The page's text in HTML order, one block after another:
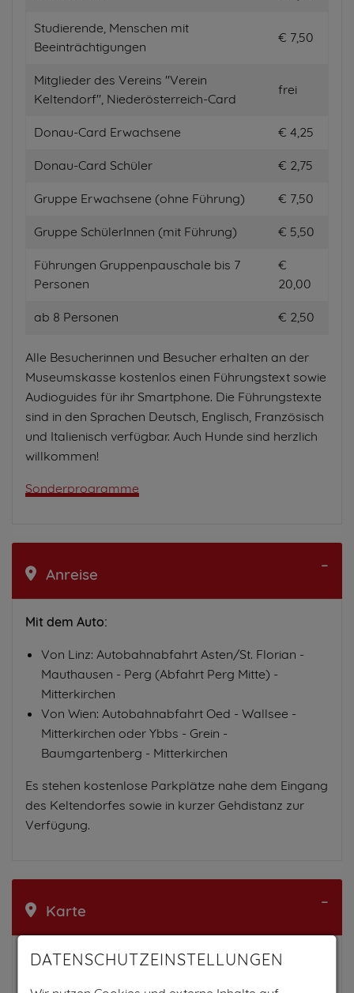
Studierende, Menschen mit
Beeinträchtigungen
€ 7,50
Mitglieder des Vereins "Verein
Keltendorf", Niederösterreich-Card
frei
Donau-Card Erwachsene € 4,25
Donau-Card Schüler € 2,75
Gruppe Erwachsene (ohne Führung) € 7,50
Gruppe SchülerInnen (mit Führung) € 5,50
Führungen Gruppenpauschale bis 7
Personen
€
20,00
ab 8 Personen € 2,50
Alle Besucherinnen und Besucher erhalten an der
Museumskasse kostenlos einen Führungstext sowie
Audioguides für ihr Smartphone. Die Führungstexte
sind in den Sprachen Deutsch, Englisch, Französisch
und Italienisch verfügbar. Auch Hunde sind herzlich
willkommen!
Sonderprogramme
Anreise
Mit dem Auto:
Von Linz: Autobahnabfahrt Asten/St. Florian -
Mauthausen - Perg (Abfahrt Perg Mitte) -
Mitterkirchen
Von Wien: Autobahnabfahrt Oed - Wallsee -
Mitterkirchen oder Ybbs - Grein -
Baumgartenberg - Mitterkirchen
Es stehen kostenlose Parkplätze nahe dem Eingang
des Keltendorfes sowie in kurzer Gehdistanz zur
Verfügung.
Karte
DATENSCHUTZEINSTELLUNGEN